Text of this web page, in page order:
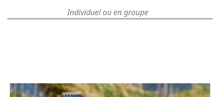
Individuel ou en groupe